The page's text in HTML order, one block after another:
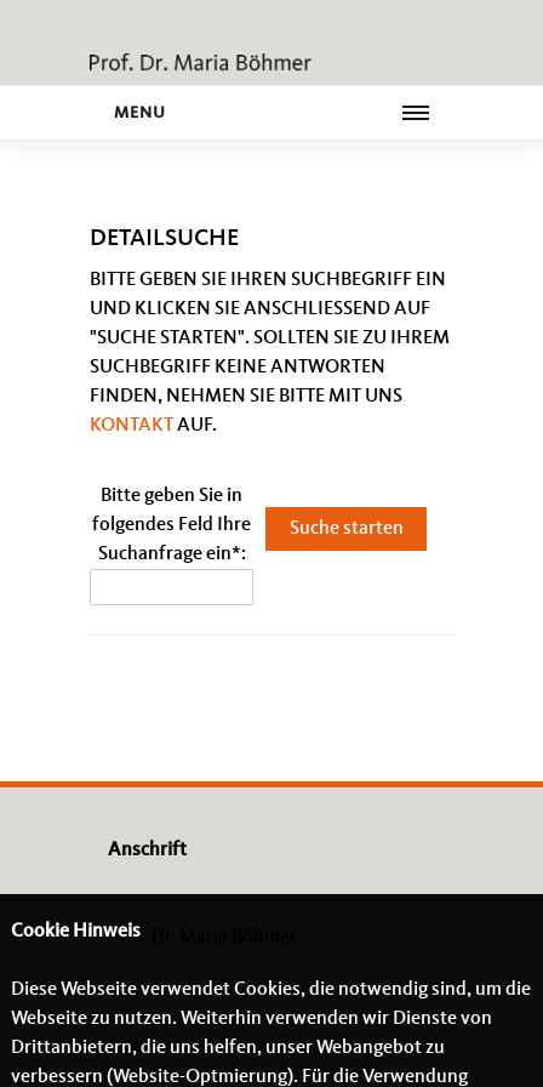
MENU
DETAILSUCHE
BITTE GEBEN SIE IHREN SUCHBEGRIFF EIN
UND KLICKEN SIE ANSCHLIESSEND AUF "
SUCHE STARTEN". SOLLTEN SIE ZU IHREM S
UCHBEGRIFF KEINE ANTWORTEN F
INDEN, NEHMEN SIE BITTE MIT UNS
KONTAKT
AUF.
Bitte geben Sie in
folgendes Feld Ihre
Suchanfrage ein
Anschrift
Prof. Dr. Maria Böhmer
- -
Links
Cookie Hinweis
Diese Webseite verwendet Cookies, die notwendig sind, um die
Webseite zu nutzen. Weiterhin verwenden wir Dienste von
Drittanbietern, die uns helfen, unser Webangebot zu
verbessern (Website-Optmierung). Für die Verwendung